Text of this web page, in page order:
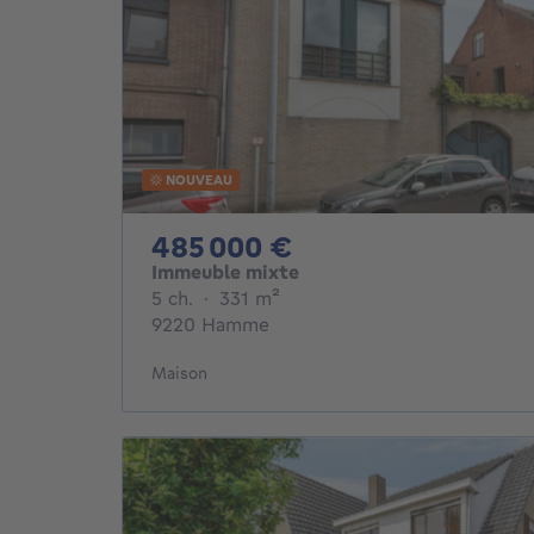
NOUVEAU
485 000 €
Immeuble mixte
5 ch. 5 chambres
· 331 m²
9220 Hamme
Maison